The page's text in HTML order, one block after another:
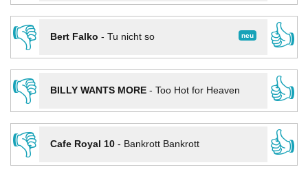
👎
neu
Bert Falko - Tu nicht so
👍
👎
BILLY WANTS MORE- Too Hot for Heaven
👍
👎
Cafe Royal 10- Bankrott Bankrott
👍